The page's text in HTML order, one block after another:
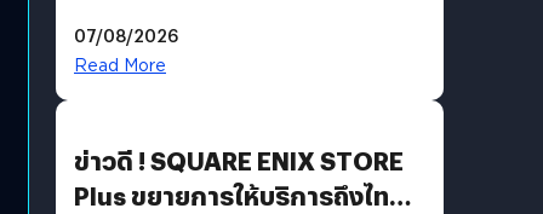
07/08/2026
Read More
ข่าวดี ! SQUARE ENIX STORE
Plus ขยายการให้บริการถึงไทย